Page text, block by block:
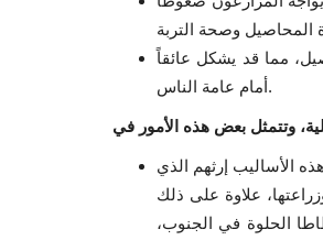
مما قد يشكل عائقاً
أمام عامة الناس.
الأساليب إرثهم الذي
علاوة على ذلك
الحلوة في الجنوب،